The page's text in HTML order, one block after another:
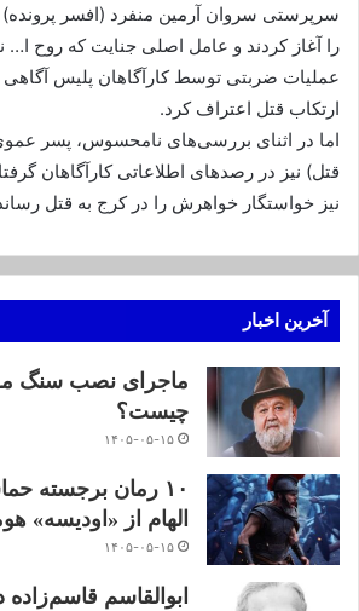
سرپرستی سروان آرمین منفرد (افسر
را آغاز کردند و عامل اصلی جنایت که روح ا…
عملیات ضربتی توسط کارآگاهان پلیس
ارتکاب قتل اعتراف کرد.
اما در اثنای بررسی‌های نامحسوس، پسر
قتل) نیز در رصدهای اطلاعاتی کارآگاهان
نیز خواستگار خواهرش را در کرج به قتل
آخرین اخبار
ماجرای نصب سنگ
چیست؟
۱۴۰۵-۰۵-۱۵
۱۰ رمان برجسته
الهام از «اودیسه»
۱۴۰۵-۰۵-۱۵
ابوالقاسم